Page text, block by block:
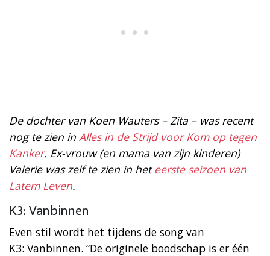
De dochter van Koen Wauters – Zita – was recent
nog te zien in Alles in de Strijd voor Kom op tegen
Kanker. Ex-vrouw (en mama van zijn kinderen)
Valerie was zelf te zien in het eerste seizoen van
Latem Leven.
K3: Vanbinnen
Even stil wordt het tijdens de song van
K3: Vanbinnen. “De originele boodschap is er één